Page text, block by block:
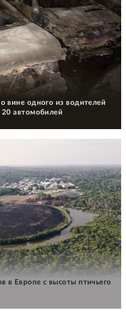
вине одного из водителей
20 автомобилей
в Европе с высоты птичьего